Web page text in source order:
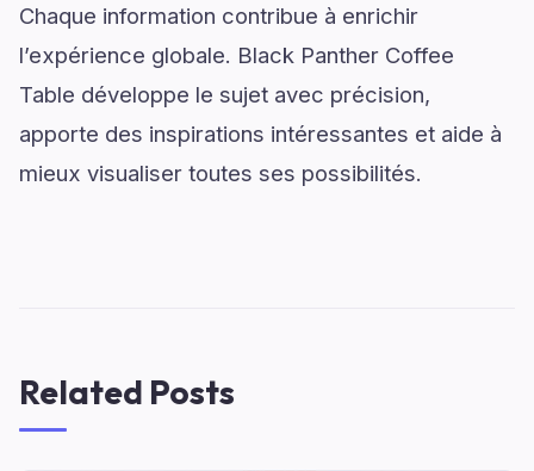
Chaque information contribue à enrichir
l’expérience globale. Black Panther Coffee
Table développe le sujet avec précision,
apporte des inspirations intéressantes et aide à
mieux visualiser toutes ses possibilités.
Related Posts